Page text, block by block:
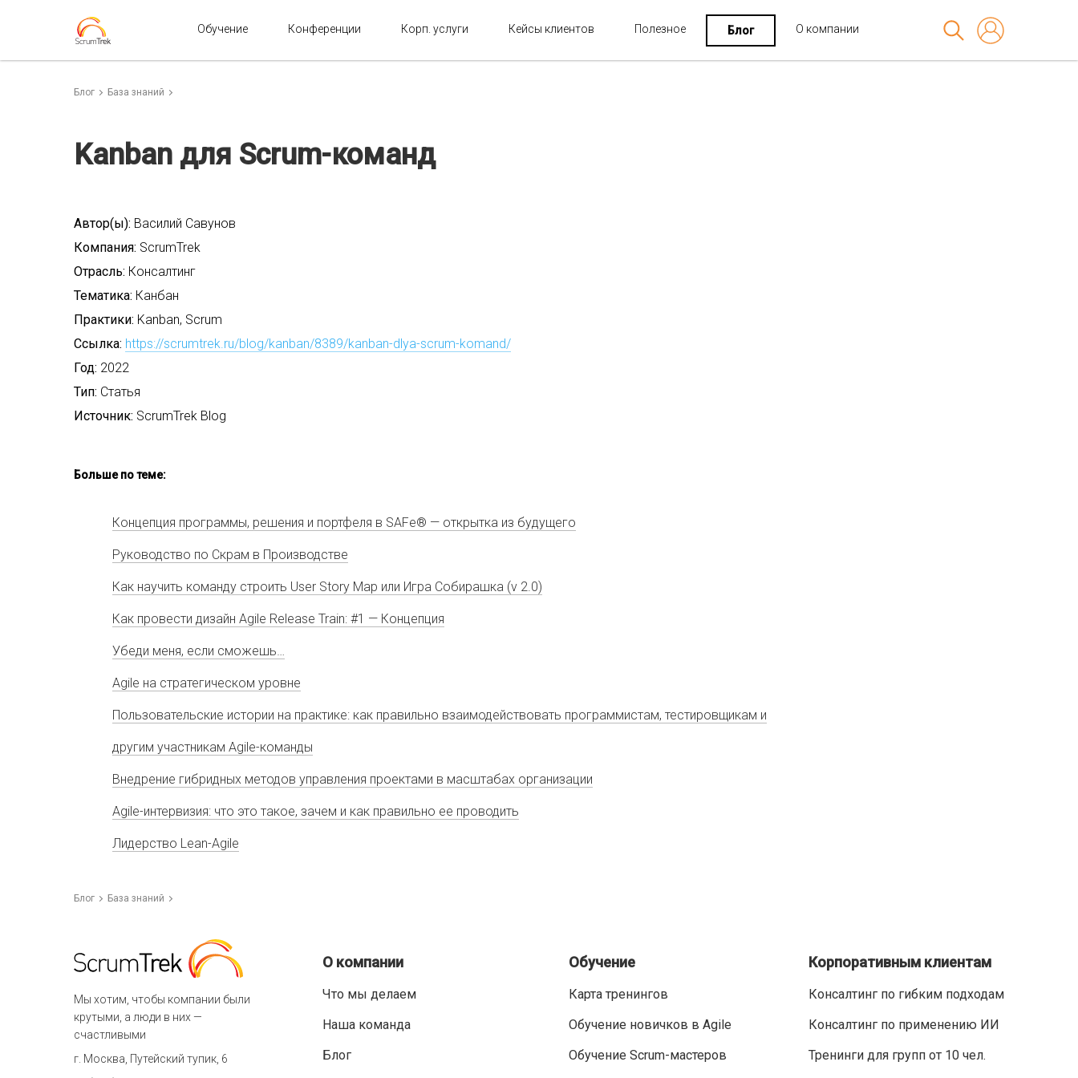
Обучение Конференции Корп. услуги Кейсы клиентов Полезное Блог О компании
Блог База знаний
Kanban для Scrum-команд
Автор(ы): Василий Савунов
Компания: ScrumTrek
Отрасль: Консалтинг
Тематика: Канбан
Практики: Kanban, Scrum
Ссылка: https://scrumtrek.ru/blog/kanban/8389/kanban-dlya-scrum-komand/
Год: 2022
Тип: Статья
Источник: ScrumTrek Blog
Больше по теме:
Концепция программы, решения и портфеля в SAFe® — открытка из будущего
Руководство по Скрам в Производстве
Как научить команду строить User Story Map или Игра Собирашка (v 2.0)
Как провести дизайн Agile Release Train: #1 — Концепция
Убеди меня, если сможешь…
Agile на стратегическом уровне
Пользовательские истории на практике: как правильно взаимодействовать программистам, тестировщикам и
другим участникам Agile-команды
Внедрение гибридных методов управления проектами в масштабах организации
Agile-интервизия: что это такое, зачем и как правильно ее проводить
Лидерство Lean-Agile
Блог База знаний
Мы хотим, чтобы компании были
крутыми, а люди в них —
счастливыми
г. Москва, Путейский тупик, 6
О компании
Что мы делаем
Наша команда
Блог
Обучение
Карта тренингов
Обучение новичков в Agile
Обучение Scrum-мастеров
Корпоративным клиентам
Консалтинг по гибким подходам
Консалтинг по применению ИИ
Тренинги для групп от 10 чел.